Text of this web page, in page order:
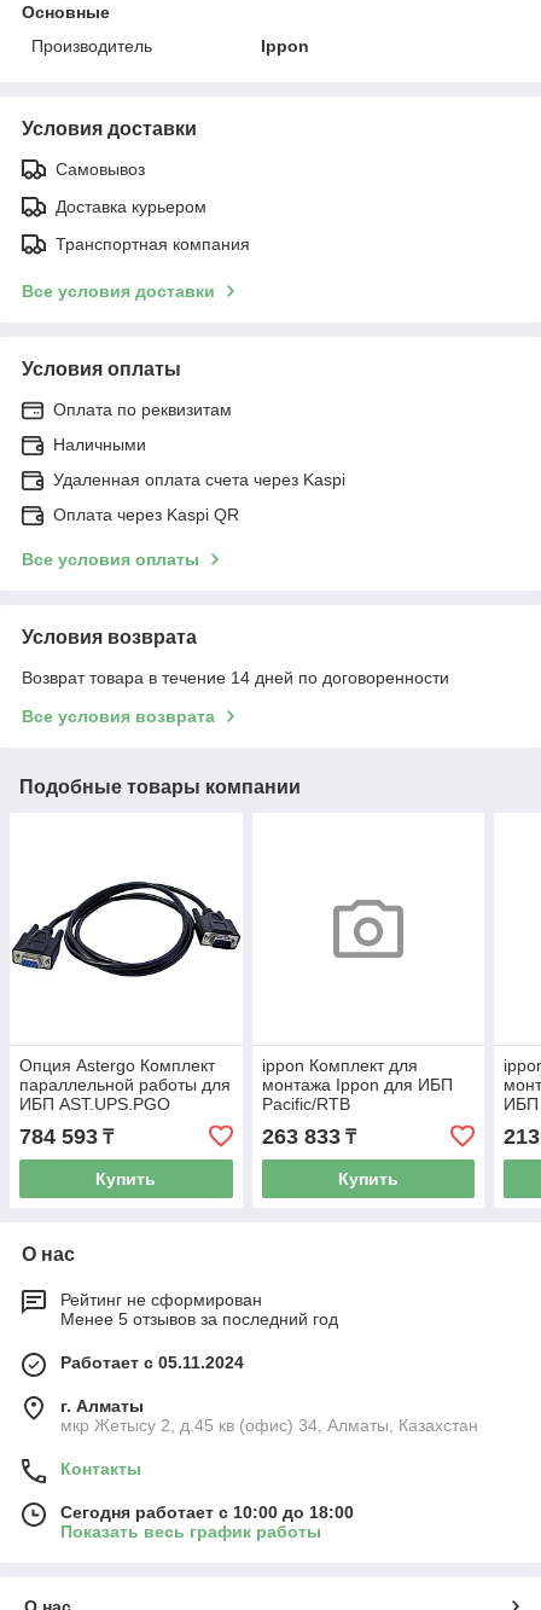
Основные
Производитель
Ippon
Условия доставки
Самовывоз
Доставка курьером
Транспортная компания
Все условия доставки
Условия оплаты
Оплата по реквизитам
Наличными
Удаленная оплата счета через Kaspi
Оплата через Kaspi QR
Все условия оплаты
Условия возврата
Возврат товара в течение 14 дней по договоренности
Все условия возврата
Подобные товары компании
Опция Astergo Комплект
параллельной работы для
ИБП AST.UPS.PGO
Rack/Tower 6-10кВА
(AST.UPS.PGORPKIT)
784 593 ₸
Купить
ippon Комплект для
монтажа Ippon для ИБП
Pacific/RTB
263 833₸
Купить
ИБП
О нас
Рейтинг не сформирован
Менее 5 отзывов за последний год
Работает с 05.11.2024
г. Алматы
мкр Жетысу 2, д.45 кв (офис) 34, Алматы, Казахстан
Контакты
Сегодня работает с 10:00 до 18:00
Показать весь график работы